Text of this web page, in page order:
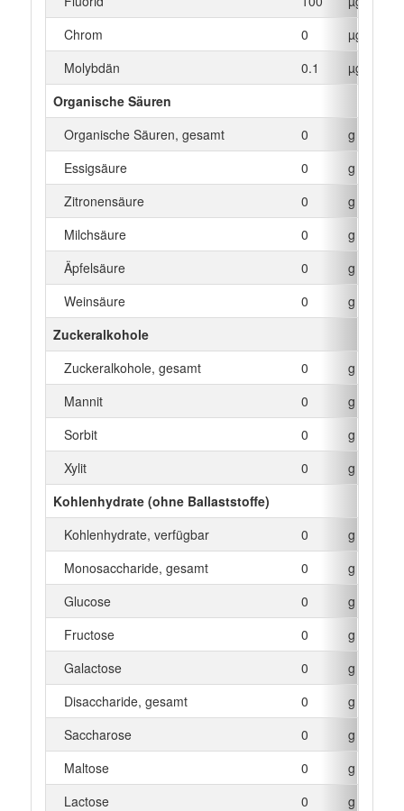
Chrom
0
µg
Molybdän
0.1
µg
Organische Säuren
Organische Säuren, gesamt
0
g
Essigsäure
0
g
Zitronensäure
0
g
Milchsäure
0
g
Äpfelsäure
0
g
Weinsäure
0
g
Zuckeralkohole
Zuckeralkohole, gesamt
0
g
Mannit
0
g
Sorbit
0
g
Xylit
0
g
Kohlenhydrate (ohne Ballaststoffe)
Kohlenhydrate, verfügbar
0
g
Monosaccharide, gesamt
0
g
Glucose
0
g
Fructose
0
g
Galactose
0
g
Disaccharide, gesamt
0
g
Saccharose
0
g
Maltose
0
g
Lactose
0
g